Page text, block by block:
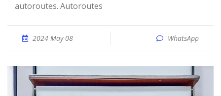
autoroutes. Autoroutes
2024 May 08 WhatsApp